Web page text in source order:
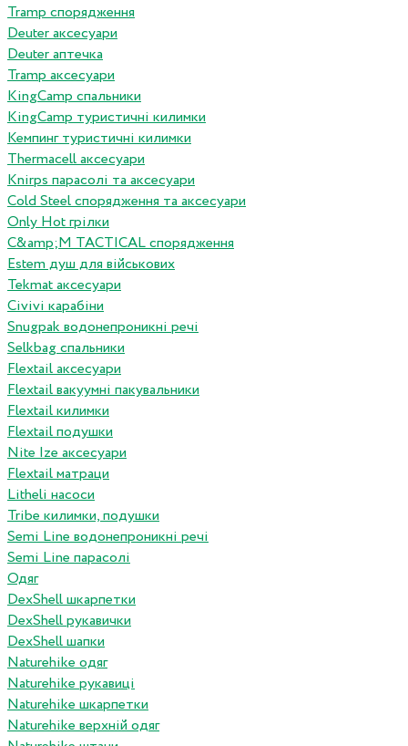
Tramp спорядження
Deuter аксесуари
Deuter аптечка
Tramp аксесуари
KingCamp спальники
KingCamp туристичні килимки
Кемпинг туристичні килимки
Thermacell аксесуари
Knirps парасолі та аксесуари
Cold Steel спорядження та аксесуари
Only Hot грілки
C&amp;M TACTICAL спорядження
Estem душ для військових
Tekmat аксесуари
Сivivi карабіни
Snugpak водонепроникні речі
Selkbag спальники
Flextail аксесуари
Flextail вакуумні пакувальники
Flextail килимки
Flextail подушки
Nite Ize аксесуари
Flextail матраци
Litheli насоси
Tribe килимки, подушки
Semi Line водонепроникні речі
Semi Line парасолі
Одяг
DexShell шкарпетки
DexShell рукавички
DexShell шапки
Naturehike одяг
Naturehike рукавиці
Naturehike шкарпетки
Naturehike верхній одяг